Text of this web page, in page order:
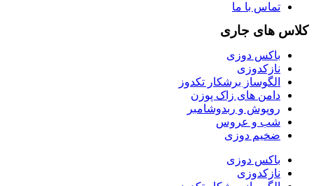
تماس با ما
کلاس های جاری
باکس دوزی
نازکدوزی
الگوساز برشکار تکدوز
دامن های زاک پوزن
روپوش و ربدوشامبر
شب و عروس
ضخیم دوزی
باکس دوزی
نازکدوزی